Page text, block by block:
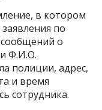
в котором
по
о
и Ф.И.О.
полиции, адрес,
и время
сотрудника.